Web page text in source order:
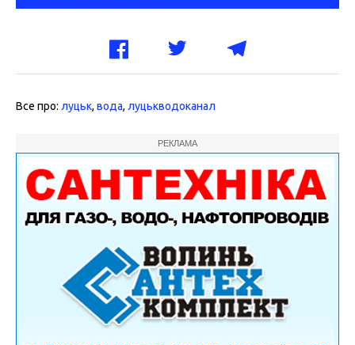
Все про: луцьк, вода, луцькводоканал
РЕКЛАМА